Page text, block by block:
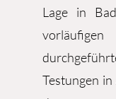
Lage in
Testungen